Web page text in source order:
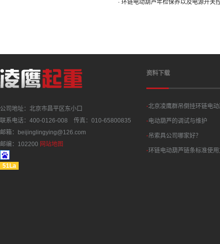
· 环链电动葫芦年检保养以及电源开关
公司地址：北京市昌平区东小口
联系电话：400-0126-008 传真：010-65800835
邮箱：beijinglingying@126.com
邮编：102200 网站地图
51La
资料下载
·北京凌鹰群吊倒挂环链电
·电动葫芦的调试与维护
·吊索具公司哪家好？
·环链电动葫芦链条标准使